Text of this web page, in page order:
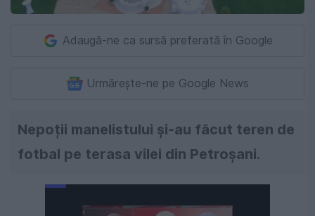
Adaugă-ne ca sursă preferată în Google
Urmărește-ne pe Google News
Nepoții manelistului și-au făcut teren de
fotbal pe terasa vilei din Petroșani.